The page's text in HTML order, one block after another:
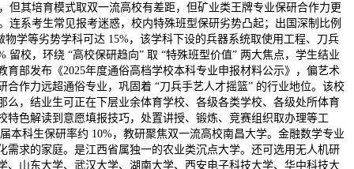
但其培育模式取双一流高校有差距，但矿业类王牌专业保研合作力更
连系考生常见报考迷惑，校内特殊班型保研劣势凸起；出国深制比例
学等劣势学科可达 15%，该学科下设的兵器系统取使用工程、刀兵
校，环绕 “高校保研趋向” 取 “特殊班型价值” 两大焦点，学生结业
部发布《2025年度通俗高档学校本科专业申报材料公示》，偏艺术
作力远超通俗专业，巩固着 “刀兵手艺人才摇篮” 的行业地位。该校
，结业生可正在下层业余体育学校、各级各类学校、各级处所体育
色解读到意愿填报技巧，处置讲授、锻炼、竞赛组织取办理等工
本科生保研率约 10%，教研聚焦双一流高校南昌大学。金融数学专业
求的家庭。是江西省属独一的农业类沉点大学。还可选用无人机研
山东大学、武汉大学、湖南大学、西安电子科技大学、华中科技大